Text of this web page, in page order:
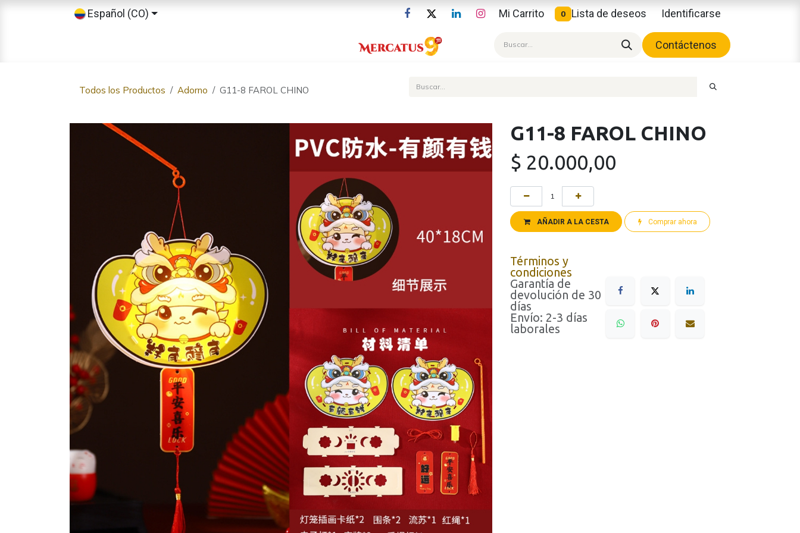
Español (CO) Mi Carrito 0 Lista de deseos Identificarse
Contáctenos
Todos los Productos Adorno G11-8 FAROL CHINO
G11-8 FAROL CHINO
$ 20.000,00
AÑADIR A LA CESTA Comprar ahora
Términos y
condiciones
Garantía de
devolución de 30
días
Envío: 2-3 días
laborales